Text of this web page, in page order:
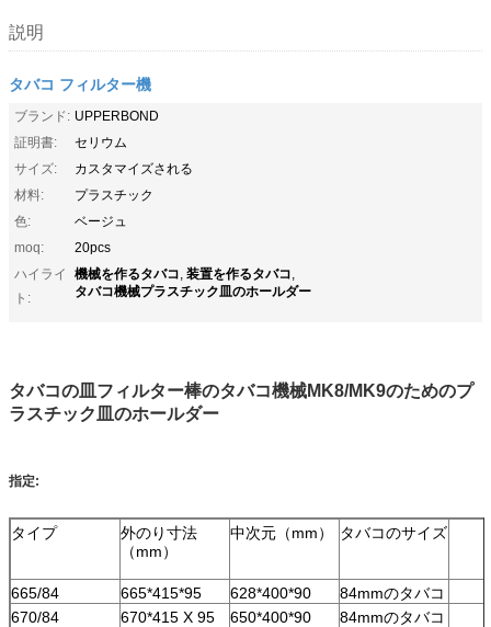
説明
タバコ フィルター機
ブランド: UPPERBOND
証明書:
セリウム
サイズ:
カスタマイズされる
材料:
プラスチック
色:
ベージュ
moq:
20pcs
ハイライ
ト:
機械を作るタバコ, 装置を作るタバコ,
タバコ機械プラスチック皿のホールダー
タバコの皿フィルター棒のタバコ機械MK8/MK9のためのプ
ラスチック皿のホールダー
指定:
タイプ
外のり寸法
（mm）
中次元（mm） タバコのサイズ
665/84 665*415*95 628*400*90
84mmのタバコ
670/84
670*415 X 95 650*400*90
84mmのタバコ